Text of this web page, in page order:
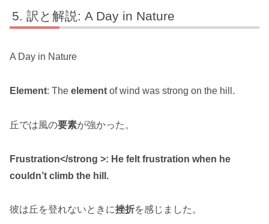
訳と解説: A Day in Nature
A Day in Nature
Element: The element of wind was strong on the hill.
丘では風の要素が強かった。
Frustration</strong >: He felt frustration when he
couldn’t climb the hill.
彼は丘を登れないときに挫折を感じました。